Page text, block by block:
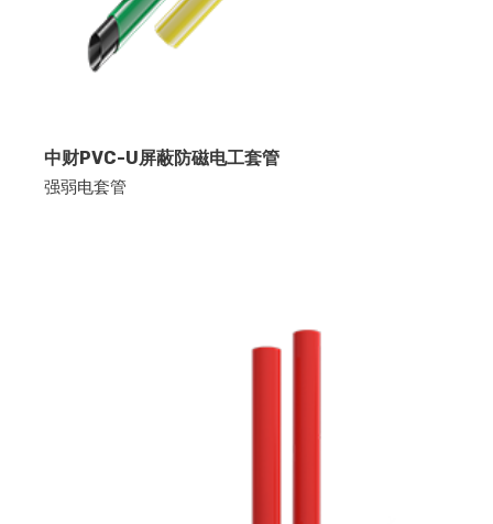
中财PVC-U屏蔽防磁电工套管
强弱电套管